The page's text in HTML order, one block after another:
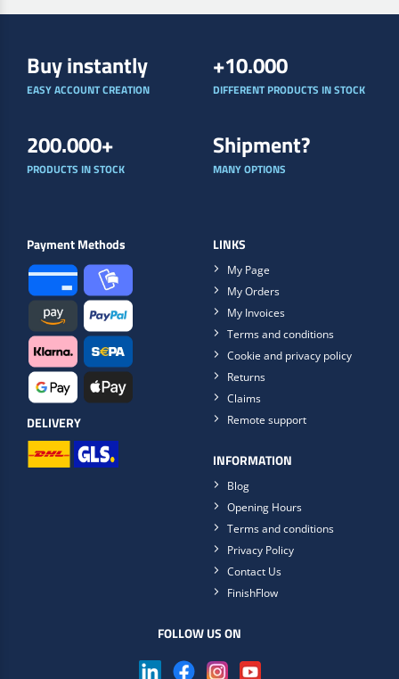
Buy instantly
EASY ACCOUNT CREATION
+10.000
DIFFERENT PRODUCTS IN STOCK
200.000+
PRODUCTS IN STOCK
Shipment?
MANY OPTIONS
Payment Methods
DELIVERY
LINKS
My Page
My Orders
My Invoices
Terms and conditions
Cookie and privacy policy
Returns
Claims
Remote support
INFORMATION
Blog
Opening Hours
Terms and conditions
Privacy Policy
Contact Us
FinishFlow
FOLLOW US ON